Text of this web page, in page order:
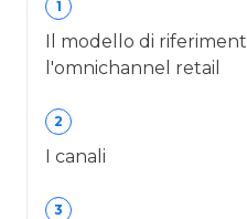
1
Il modello di
l'omnichannel retail
2
I canali
3